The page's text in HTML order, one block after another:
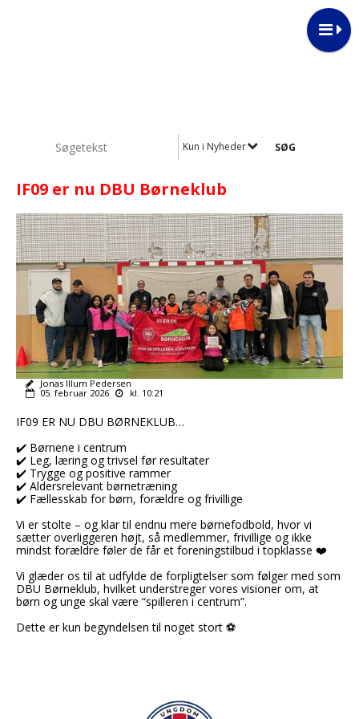
Kun i Nyheder
IF09 er nu DBU Børneklub
Jonas Illum Pedersen
05. februar 2026
kl. 10:21
IF09 ER NU DBU BØRNEKLUB…
✔️ Børnene i centrum
✔️ Leg, læring og trivsel før resultater
✔️ Trygge og positive rammer
✔️ Aldersrelevant børnetræning
✔️ Fællesskab for børn, forældre og frivillige
Vi er stolte – og klar til endnu mere børnefodbold, hvor vi
sætter overliggeren højt, så medlemmer, frivillige og ikke
mindst forældre føler de får et foreningstilbud i topklasse ❤️
Vi glæder os til at udfylde de forpligtelser som følger med som
DBU Børneklub, hvilket understreger vores visioner om, at
børn og unge skal være “spilleren i centrum”.
Dette er kun begyndelsen til noget stort ⚽️